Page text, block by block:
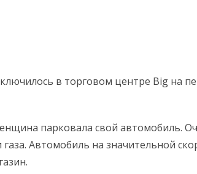
в торговом центре Big на
парковала свой автомобиль.
Автомобиль на значительной